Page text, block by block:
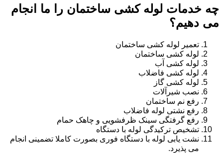
چه خدمات لوله کشی ساختمان را ما انجام
می دهیم؟
تعمیر لوله کشی ساختمان
لوله کشی ساختمان
لوله کشی آب
لوله کشی فاضلاب
لوله کشی گاز
نصب شیرآلات
رفع نم ساختمان
رفع نشتی لوله فاضلاب
رفع گرفتگی سینک ظرفشویی و چاهک حمام
تشخیص ترکیدگی لوله با دستگاه
نشت یابی لوله با دستگاه فوری بصورت کاملا تضمینی انجام
می پذیرد.